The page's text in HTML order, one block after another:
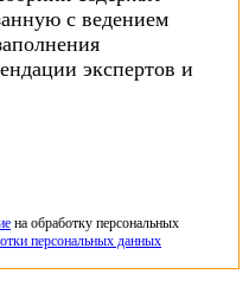
с ведением
экспертов и
на обработку персональных
персональных данных